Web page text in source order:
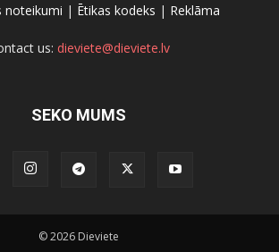
noteikumi | Ētikas kodeks | Reklāma
us: dieviete@dieviete.lv
SEKO MUMS
© 2026 Dieviete